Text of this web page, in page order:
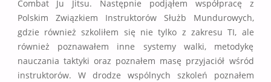
Combat Ju Jitsu. Następnie podjąłem współpracę z
Polskim Związkiem Instruktorów Służb Mundurowych,
gdzie również szkoliłem się nie tylko z zakresu TI, ale
również poznawałem inne systemy walki, metodykę
nauczania taktyki oraz poznałem masę przyjaciół wśród
instruktorów. W drodze wspólnych szkoleń poznałem